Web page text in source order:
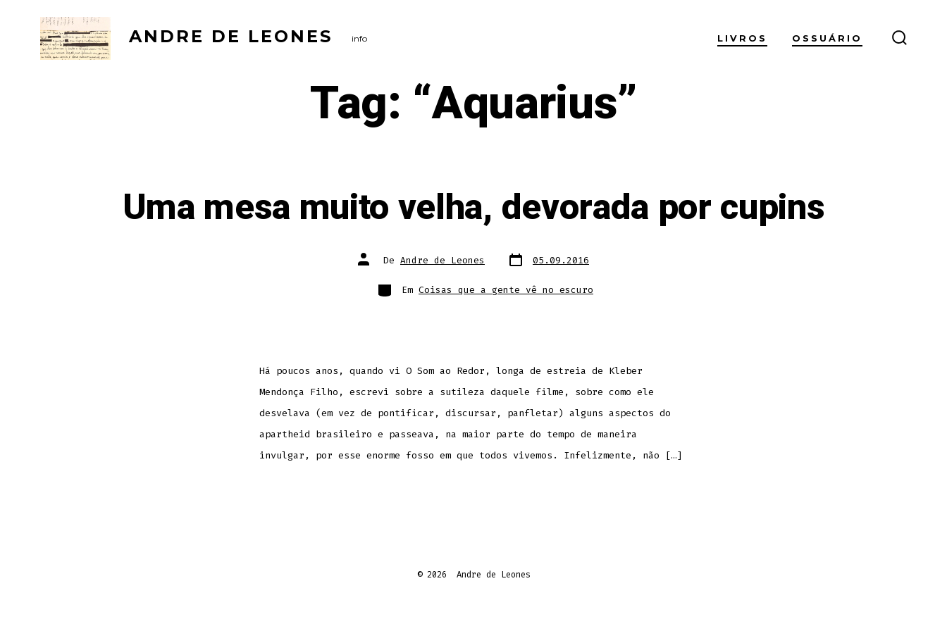
ANDRE DE LEONES info LIVROS OSSUÁRIO
Tag: “Aquarius”
Uma mesa muito velha, devorada por cupins
Autor
do De Andre de Leones Data
do
05.09.2016
Categorias
Em Coisas que a gente vê no escuro
Há poucos anos, quando vi O Som ao Redor, longa de estreia de Kleber
Mendonça Filho, escrevi sobre a sutileza daquele filme, sobre como ele
desvelava (em vez de pontificar, discursar, panfletar) alguns aspectos do
apartheid brasileiro e passeava, na maior parte do tempo de maneira
invulgar, por esse enorme fosso em que todos vivemos. Infelizmente, não […]
© 2026 Andre de Leones